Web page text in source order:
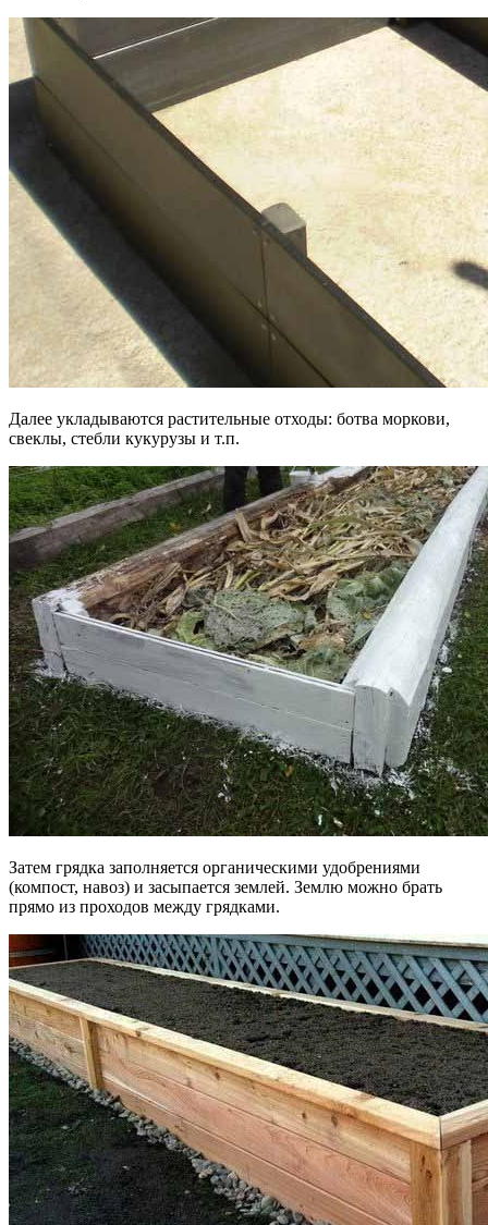
Далее укладываются растительные отходы: ботва моркови,
свеклы, стебли кукурузы и т.п.
Затем грядка заполняется органическими удобрениями
(компост, навоз) и засыпается землей. Землю можно брать
прямо из проходов между грядками.